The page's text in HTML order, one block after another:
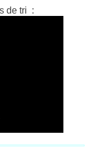
de tri :